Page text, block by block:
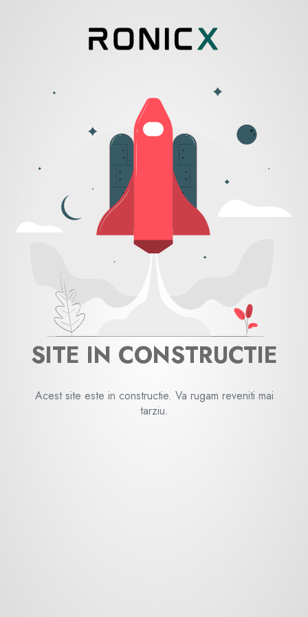
SITE IN CONSTRUCTIE
Acest site este in constructie. Va rugam reveniti mai
tarziu.